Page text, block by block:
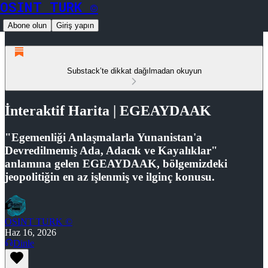
OSINT TURK ©
Abone olun Giriş yapın
Substack’te dikkat dağılmadan okuyun
İnteraktif Harita | EGEAYDAAK
"Egemenliği Anlaşmalarla Yunanistan'a
Devredilmemiş Ada, Adacık ve Kayalıklar"
anlamına gelen EGEAYDAAK, bölgemizdeki
jeopolitiğin en az işlenmiş ve ilginç konusu.
OSINT TURK ©
Haz 16, 2026
Dinle